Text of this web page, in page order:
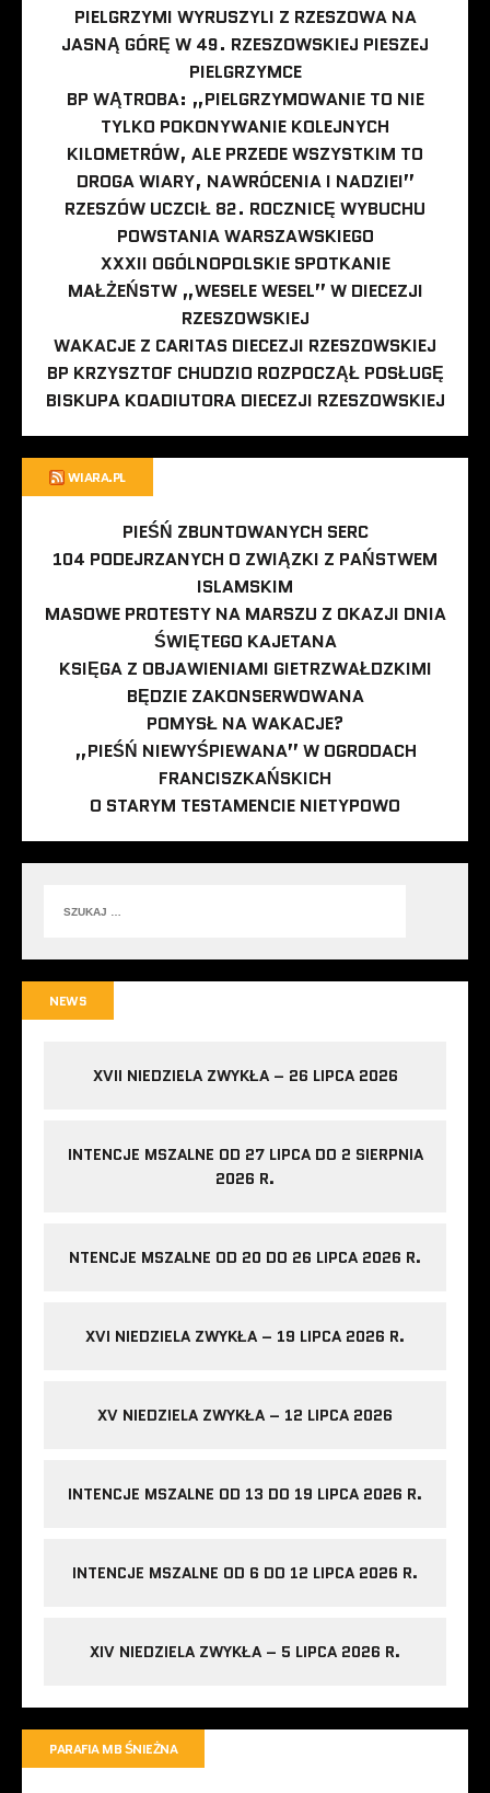
PIELGRZYMI WYRUSZYLI Z RZESZOWA NA
JASNĄ GÓRĘ W 49. RZESZOWSKIEJ PIESZEJ
PIELGRZYMCE
BP WĄTROBA: „PIELGRZYMOWANIE TO NIE
TYLKO POKONYWANIE KOLEJNYCH
KILOMETRÓW, ALE PRZEDE WSZYSTKIM TO
DROGA WIARY, NAWRÓCENIA I NADZIEI”
RZESZÓW UCZCIŁ 82. ROCZNICĘ WYBUCHU
POWSTANIA WARSZAWSKIEGO
XXXII OGÓLNOPOLSKIE SPOTKANIE
MAŁŻEŃSTW „WESELE WESEL” W DIECEZJI
RZESZOWSKIEJ
WAKACJE Z CARITAS DIECEZJI RZESZOWSKIEJ
BP KRZYSZTOF CHUDZIO ROZPOCZĄŁ POSŁUGĘ
BISKUPA KOADIUTORA DIECEZJI RZESZOWSKIEJ
WIARA.PL
PIEŚŃ ZBUNTOWANYCH SERC
104 PODEJRZANYCH O ZWIĄZKI Z PAŃSTWEM
ISLAMSKIM
MASOWE PROTESTY NA MARSZU Z OKAZJI DNIA
ŚWIĘTEGO KAJETANA
KSIĘGA Z OBJAWIENIAMI GIETRZWAŁDZKIMI
BĘDZIE ZAKONSERWOWANA
POMYSŁ NA WAKACJE?
„PIEŚŃ NIEWYŚPIEWANA” W OGRODACH
FRANCISZKAŃSKICH
O STARYM TESTAMENCIE NIETYPOWO
NEWS
XVII NIEDZIELA ZWYKŁA – 26 LIPCA 2026
INTENCJE MSZALNE OD 27 LIPCA DO 2 SIERPNIA
2026 R.
NTENCJE MSZALNE OD 20 DO 26 LIPCA 2026 R.
XVI NIEDZIELA ZWYKŁA – 19 LIPCA 2026 R.
XV NIEDZIELA ZWYKŁA – 12 LIPCA 2026
INTENCJE MSZALNE OD 13 DO 19 LIPCA 2026 R.
INTENCJE MSZALNE OD 6 DO 12 LIPCA 2026 R.
XIV NIEDZIELA ZWYKŁA – 5 LIPCA 2026 R.
PARAFIA MB ŚNIEŻNA